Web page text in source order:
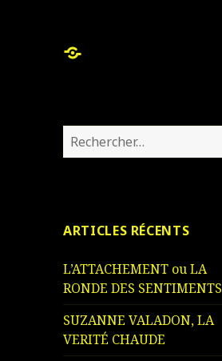
ARTICLES
Rechercher :
ARTICLES RÉCENTS
L’ATTACHEMENT ou LA
RONDE DES SENTIMENTS
SUZANNE VALADON, LA
VERITÉ CHAUDE